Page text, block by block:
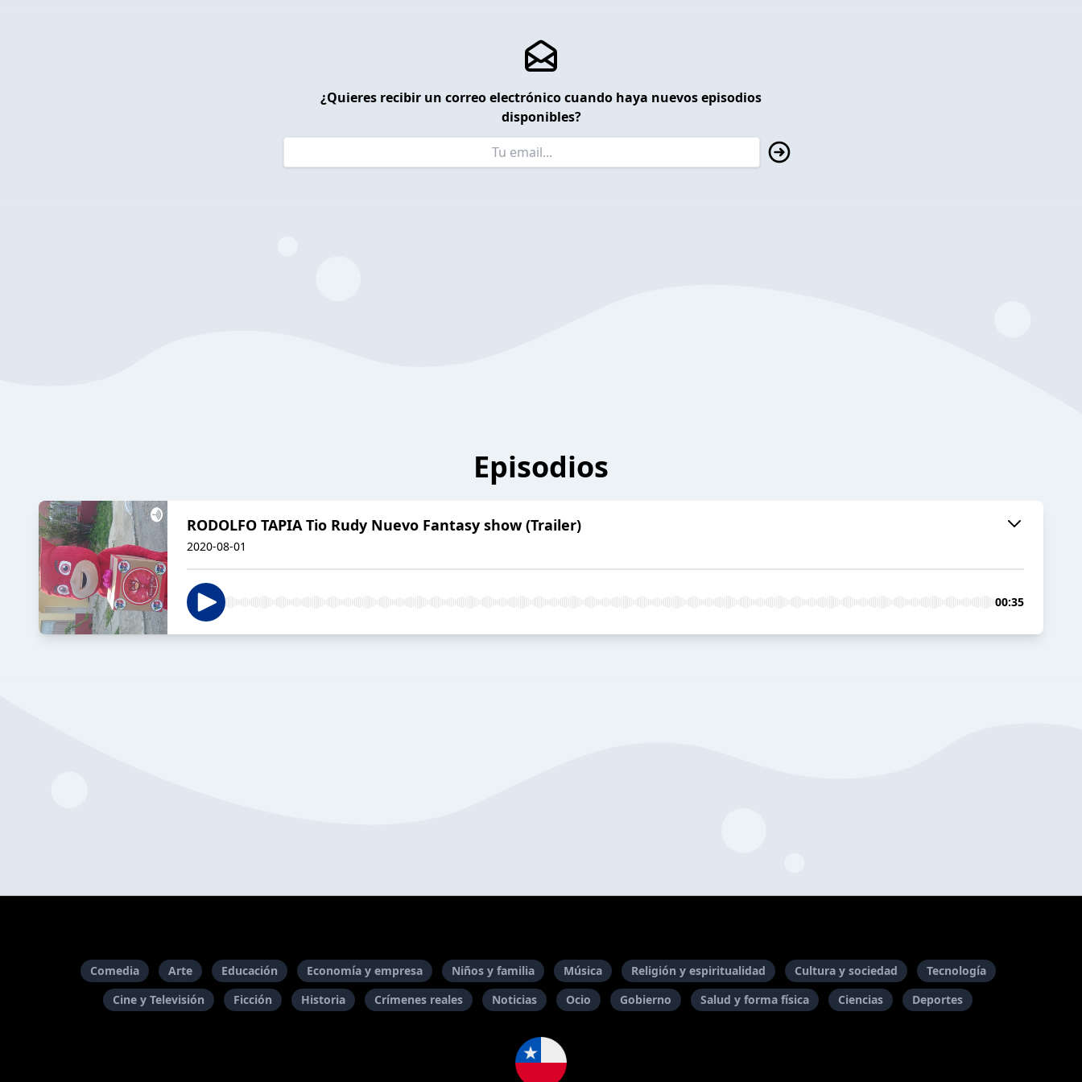
¿Quieres recibir un correo electrónico cuando haya nuevos episodios
disponibles?
Episodios
RODOLFO TAPIA Tio Rudy Nuevo Fantasy show (Trailer)
2020-08-01
00:35
Comedia Arte Educación Economía y empresa Niños y familia Música Religión y espiritualidad Cultura y sociedad
Tecnología
Cine y Televisión
Ficción Historia Crímenes reales Noticias Ocio Gobierno Salud y forma física Ciencias Deportes